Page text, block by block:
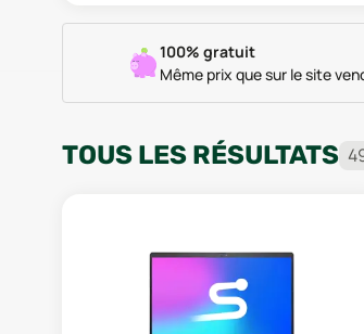
100% gratuit
Même prix que sur le site
TOUS LES RÉSULTATS